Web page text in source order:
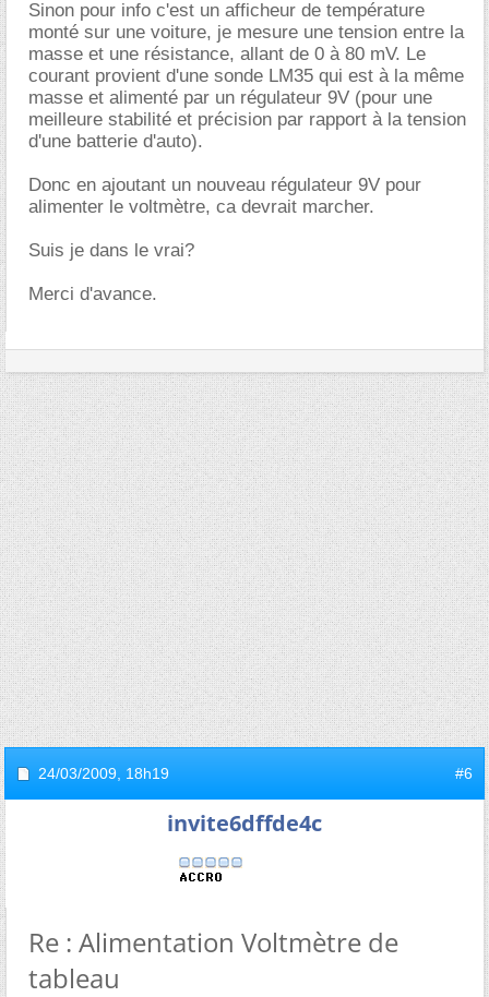
Sinon pour info c'est un afficheur de température
monté sur une voiture, je mesure une tension entre la
masse et une résistance, allant de 0 à 80 mV. Le
courant provient d'une sonde LM35 qui est à la même
masse et alimenté par un régulateur 9V (pour une
meilleure stabilité et précision par rapport à la tension
d'une batterie d'auto).
Donc en ajoutant un nouveau régulateur 9V pour
alimenter le voltmètre, ca devrait marcher.
Suis je dans le vrai?
Merci d'avance.
24/03/2009, 18h19 #6
invite6dffde4c
Re : Alimentation Voltmètre de
tableau